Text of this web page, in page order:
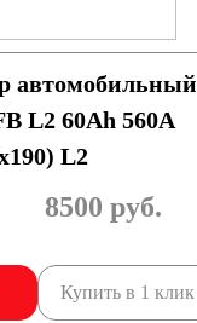
автомобильный
L2 60Ah 560A
L2
8500 руб.
Купить в 1 клик